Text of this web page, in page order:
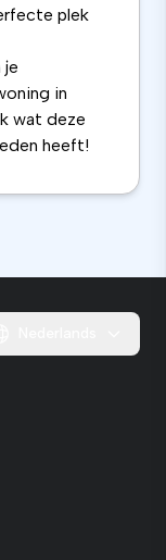
plek
je
in
wat deze
heeft!